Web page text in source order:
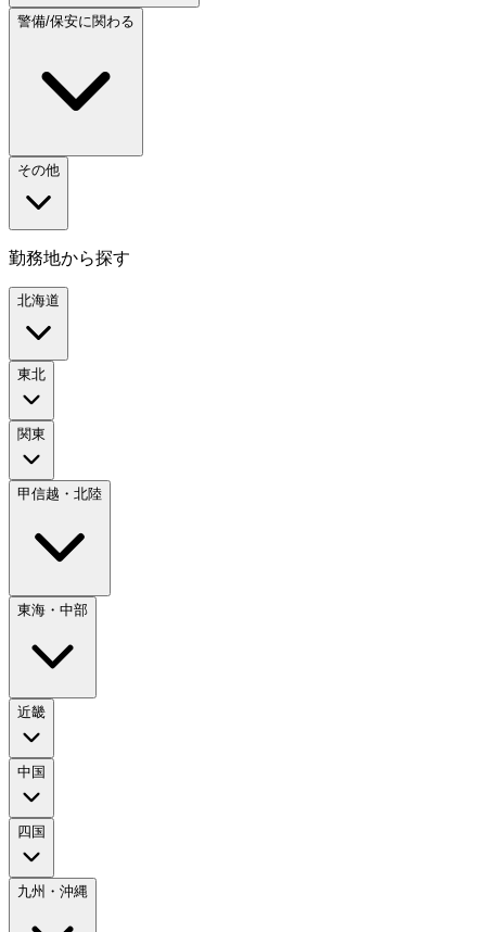
警備/保安に関わる
その他
勤務地から探す
北海道
東北
関東
甲信越・北陸
東海・中部
近畿
中国
四国
九州・沖縄